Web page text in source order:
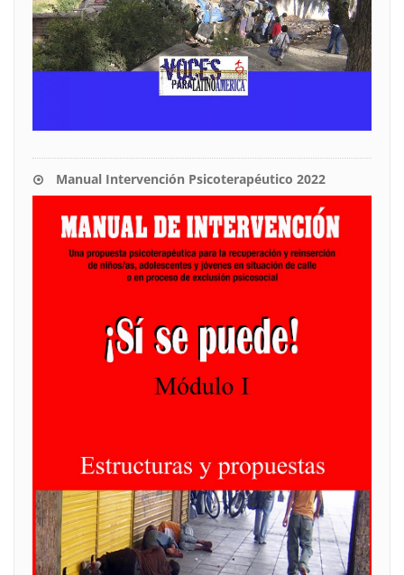
Manual Intervención Psicoterapéutico 2022